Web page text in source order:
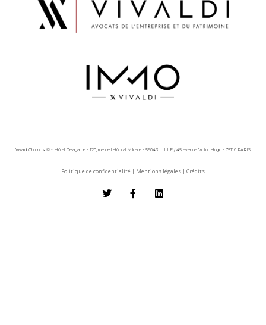
Vivaldi Chronos © - Hôtel Delagarde - 120, rue de l'Hôpital Militaire - 59043 LILLE / 45 avenue Victor Hugo - 75116 PARIS
Politique de confidentialité | Mentions légales | Crédits